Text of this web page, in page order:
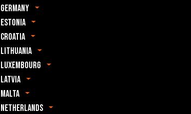
Germany
Estonia
Croatia
Lithuania
Luxembourg
Latvia
Malta
Netherlands